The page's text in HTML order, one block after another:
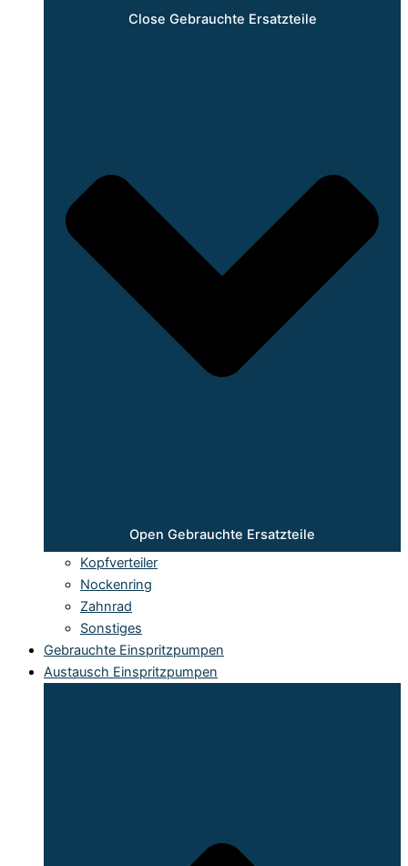
Close Gebrauchte Ersatzteile
Open Gebrauchte Ersatzteile
Kopfverteiler
Nockenring
Zahnrad
Sonstiges
Gebrauchte Einspritzpumpen
Austausch Einspritzpumpen